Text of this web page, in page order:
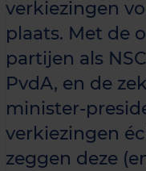
verkiezingen
plaats. Met de
partijen als
PvdA, en de
minister-
verkiezingen
zeggen deze